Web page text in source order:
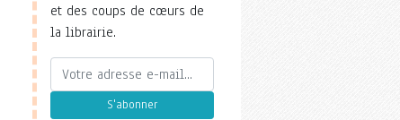
et des coups de cœurs de
la librairie.
S'abonner